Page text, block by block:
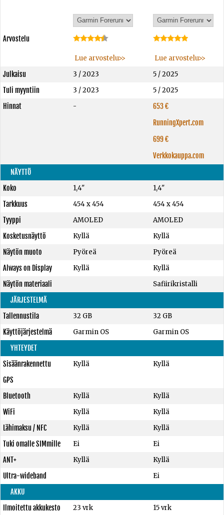
Arvostelu
Lue arvostelu>>
Lue arvostelu>>
Julkaisu
3 / 2023
5 / 2025
Tuli myyntiin
3 / 2023
5 / 2025
Hinnat
-
653 €
RunningXpert.com
699 €
Verkkokauppa.com
NÄYTTÖ
Koko
1,4"
1,4"
Tarkkuus
454 x 454
454 x 454
Tyyppi
AMOLED
AMOLED
Kosketusnäyttö
Kyllä
Kyllä
Näytön muoto
Pyöreä
Pyöreä
Always on Display
Kyllä
Kyllä
Näytön materiaali
Safiirikristalli
JÄRJESTELMÄ
Tallennustila
32 GB
32 GB
Käyttöjärjestelmä
Garmin OS
Garmin OS
YHTEYDET
Sisäänrakennettu
GPS
Kyllä Kyllä
Bluetooth Kyllä
Kyllä
WiFi
Kyllä
Kyllä
Lähimaksu / NFC
Kyllä
Kyllä
Tuki omalle SIMmille
Ei
Ei
ANT+
Kyllä
Kyllä
Ultra-wideband
Ei
AKKU
Ilmoitettu akkukesto
23 vrk
15 vrk